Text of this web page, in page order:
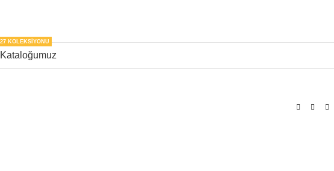
KOLEKSIYONU